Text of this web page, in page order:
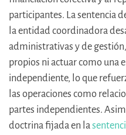
participantes. La sentencia
la entidad coordinadora
administrativas y de
propios ni actuar como una
independiente, lo que
las operaciones como
partes independientes.
doctrina fijada en la